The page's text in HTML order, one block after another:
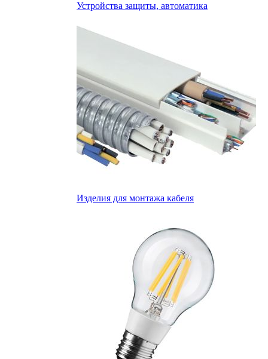
Устройства защиты, автоматика
Изделия для монтажа кабеля